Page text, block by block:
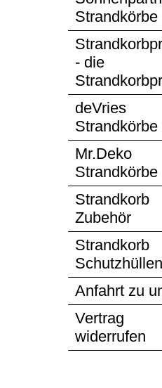
Strandkörbe
- die
deVries
Strandkörbe
Mr.Deko
Strandkörbe
Strandkorb
Zubehör
Strandkorb
Schutzhüllen
Anfahrt zu
Vertrag
widerrufen